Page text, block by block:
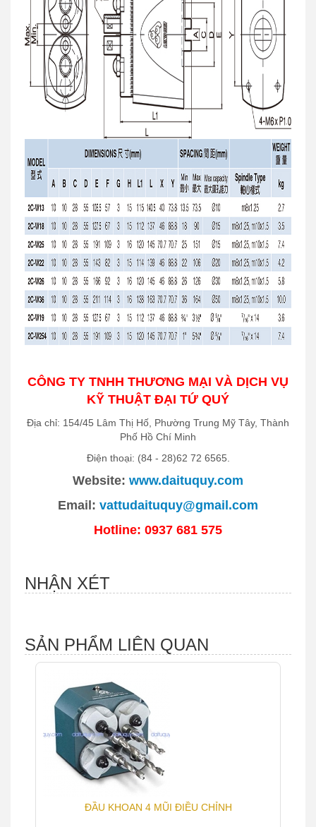
CÔNG TY TNHH THƯƠNG MẠI VÀ DỊCH VỤ
KỸ THUẬT ĐẠI TỨ QUÝ
Địa chỉ: 154/45 Lâm Thị Hố, Phường Trung Mỹ Tây, Thành
Phố Hồ Chí Minh
Điện thoại: (84 - 28)62 72 6565.
Website: www.daituquy.com
Email: vattudaituquy@gmail.com
Hotline: 0937 681 575
NHẬN XÉT
SẢN PHẨM LIÊN QUAN
ĐẦU KHOAN 4 MŨI ĐIỀU CHỈNH